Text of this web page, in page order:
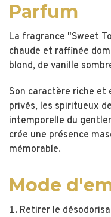
Parfum
La fragrance "Sweet
chaude et raffinée
blond, de vanille
Son caractère riche et
privés, les spiritueux
intemporelle du
crée une présence
mémorable.
Mode
Retirer le